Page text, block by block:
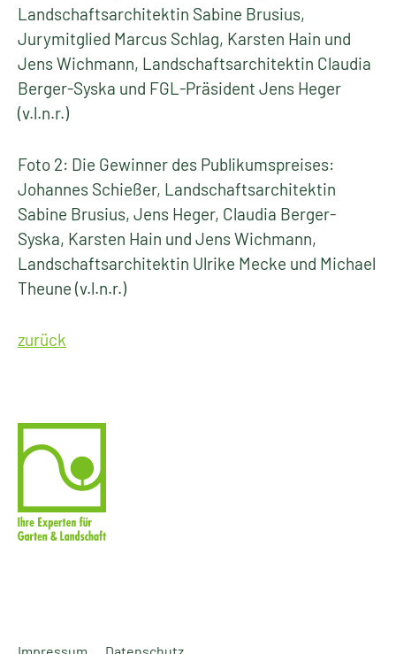
Landschaftsarchitektin Sabine Brusius,
Jurymitglied Marcus Schlag, Karsten Hain und
Jens Wichmann, Landschaftsarchitektin Claudia
Berger-Syska und FGL-Präsident Jens Heger
(v.l.n.r.)
Foto 2: Die Gewinner des Publikumspreises:
Johannes Schießer, Landschaftsarchitektin
Sabine Brusius, Jens Heger, Claudia Berger-
Syska, Karsten Hain und Jens Wichmann,
Landschaftsarchitektin Ulrike Mecke und Michael
Theune (v.l.n.r.)
zurück